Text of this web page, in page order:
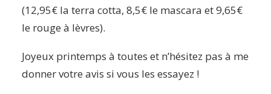
(12,95€ la terra cotta, 8,5€ le mascara et 9,65€
le rouge à lèvres).
Joyeux printemps à toutes et n’hésitez pas à me
donner votre avis si vous les essayez !